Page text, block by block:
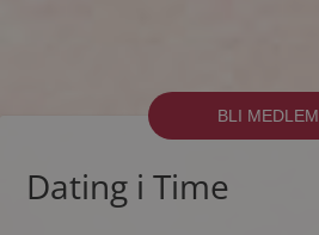
BLI MEDLEM
Dating i Time